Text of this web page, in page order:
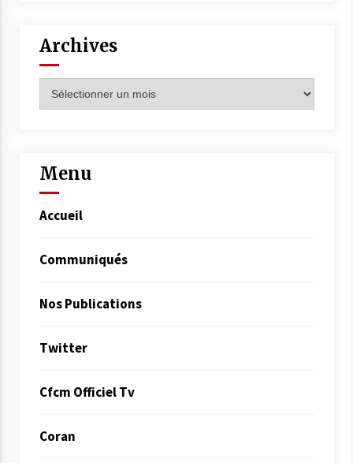
Archives
Menu
Accueil
Communiqués
Nos Publications
Twitter
Cfcm Officiel Tv
Coran